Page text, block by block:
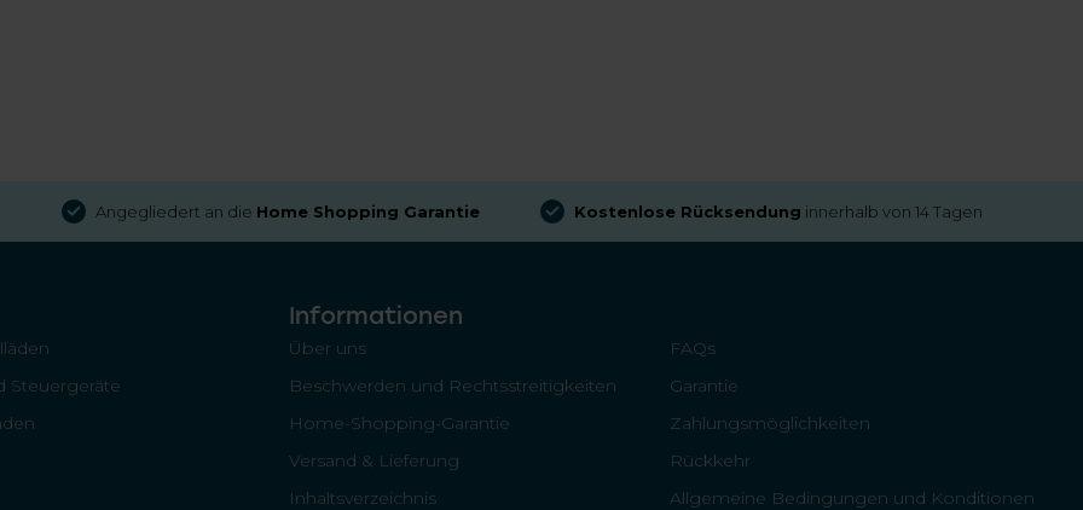
Angegliedert an die Home Shopping Garantie Kostenlose Rücksendung innerhalb von 14 Tagen
Steuergeräte
Informationen
Über uns
FAQs
Beschwerden und Rechtsstreitigkeiten
Garantie
Home-Shopping-Garantie
Zahlungsmöglichkeiten
Versand & Lieferung
Rückkehr
Inhaltsverzeichnis
Allgemeine Bedingungen und Konditionen